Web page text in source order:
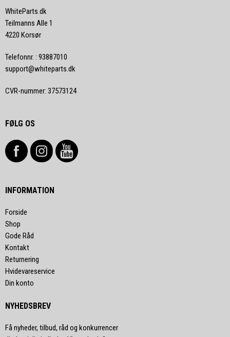
WhiteParts.dk
Teilmanns Alle 1
4220 Korsør
Telefonnr. : 93887010
support@whiteparts.dk
CVR-nummer: 37573124
FØLG OS
INFORMATION
Forside
Shop
Gode Råd
Kontakt
Returnering
Hvidevareservice
Din konto
NYHEDSBREV
Få nyheder, tilbud, råd og konkurrencer